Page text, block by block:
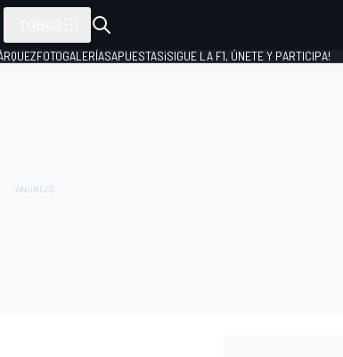
FOTOGALERÍASAPUESTAS¡SIGUE LA F1, ÚNETE Y PARTICIPA!